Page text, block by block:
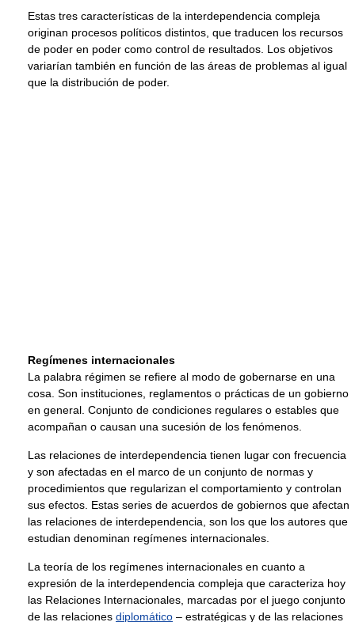
Estas tres características de la interdependencia compleja
originan procesos políticos distintos, que traducen los recursos
de poder en poder como control de resultados. Los objetivos
variarían también en función de las áreas de problemas al igual
que la distribución de poder.
Regímenes internacionales
La palabra régimen se refiere al modo de gobernarse en una
cosa. Son instituciones, reglamentos o prácticas de un gobierno
en general. Conjunto de condiciones regulares o estables que
acompañan o causan una sucesión de los fenómenos.
Las relaciones de interdependencia tienen lugar con frecuencia
y son afectadas en el marco de un conjunto de normas y
procedimientos que regularizan el comportamiento y controlan
sus efectos. Estas series de acuerdos de gobiernos que afectan
las relaciones de interdependencia, son los que los autores que
estudian denominan regímenes internacionales.
La teoría de los regímenes internacionales en cuanto a
expresión de la interdependencia compleja que caracteriza hoy
las Relaciones Internacionales, marcadas por el juego conjunto
de las relaciones diplomático – estratégicas y de las relaciones